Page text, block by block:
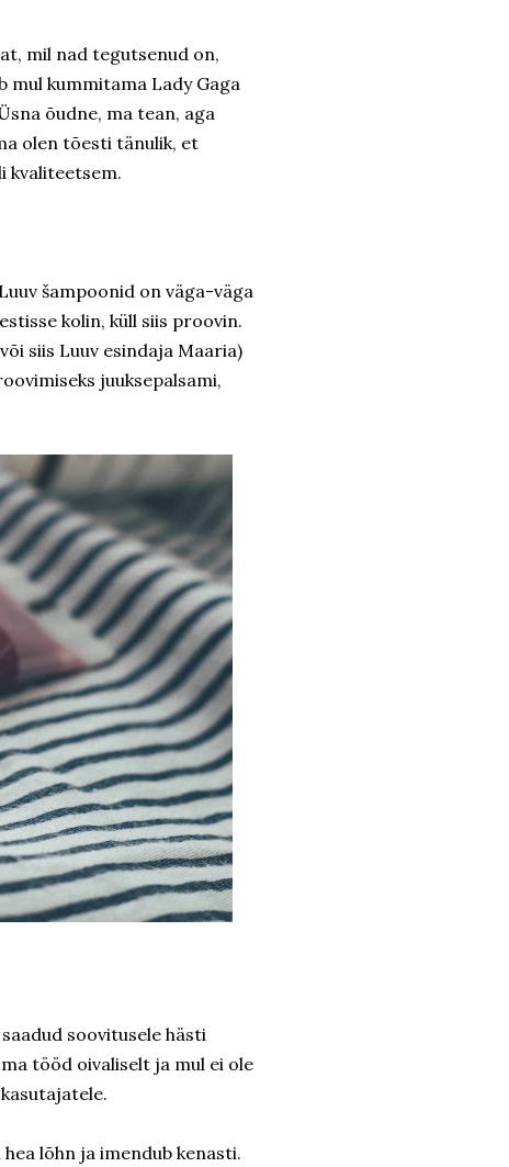
mil nad tegutsenud on,
mul kummitama Lady Gaga
õudne, ma tean, aga
olen tõesti tänulik, et
kvaliteetsem.
šampoonid on väga-väga
kolin, küll siis proovin.
siis Luuv esindaja Maaria)
juuksepalsami,
soovitusele hästi
tööd oivaliselt ja mul ei ole
lõhn ja imendub kenasti.